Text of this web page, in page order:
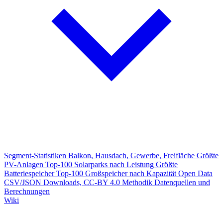
Segment-Statistiken Balkon, Hausdach, Gewerbe, Freifläche Größte
PV-Anlagen Top-100 Solarparks nach Leistung Größte
Batteriespeicher Top-100 Großspeicher nach Kapazität Open Data
CSV/JSON Downloads, CC-BY 4.0 Methodik Datenquellen und
Berechnungen
Wiki